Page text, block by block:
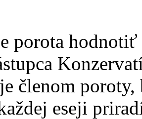
porota
členom
eseji